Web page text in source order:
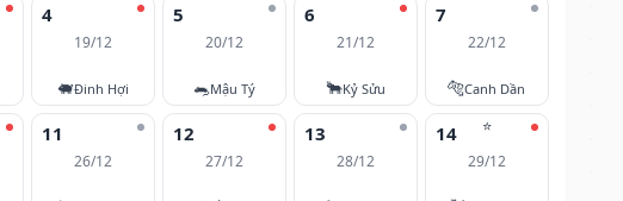
4
19/12
🐖Đinh Hợi
5
20/12
🐀Mậu Tý
6
21/12
🐂Kỷ Sửu
7
22/12
🐅Canh Dần
11
26/12
12
27/12
13
28/12
⭐
14
29/12